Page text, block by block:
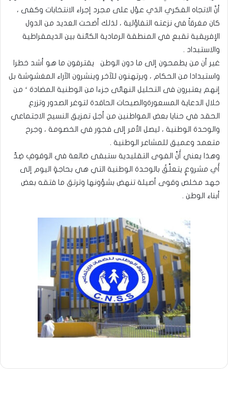
أنّ الاتجاه الفكري الذي عوّل على مجرد إجراء الانتخابات وكفى ،
كان مغرقاً في نزعته التفاؤلية ، لذلك أضحت العديد من الدول
الإفريقية تقبع في المنطقة الرمادية الكائنة بين الديمقراطية
والاستبداد .
غير أن من يطمحون إلى ما دون الوطن يقترفون ما هو أشد خطرا
واستبدادا من الحكام ، ويرتهنون للآخر وينشرون الآراء المغشوشة بل
إنهم يعتبرون فى التحليل النهائى جزءا من الوطنية المضادة ‘ من
خلال الدعاية المسعورةوالصيحات الحاقدة لتوغر الصدور وتزرع
الحقد في حنايا بعض المواطنين من أجل تمزيق النسيج الاجتماعي
والوحدة الوطنية ، ليصل الأمر إلى فجور في الخصومة ، وجرح
متعمد وعميق للمشاعر الوطنية .
وهذا يعني أَنَّ الفوى التقليدية ستبقى ضالعة في الوقوفِ ضِدَّ
أَي مشروعٍ يتعلَّقُ بالوحدة الوطنية التي هي بحاجةٍ اليوم إلى
جهد مخلص وقوى أصيلة تنهض بشؤونها وترتق ما فتقه بعض
أبناء الوطن .